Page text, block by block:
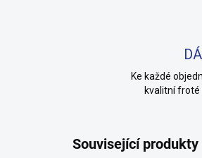
Ke každé
kvalitní froté
Související produkty